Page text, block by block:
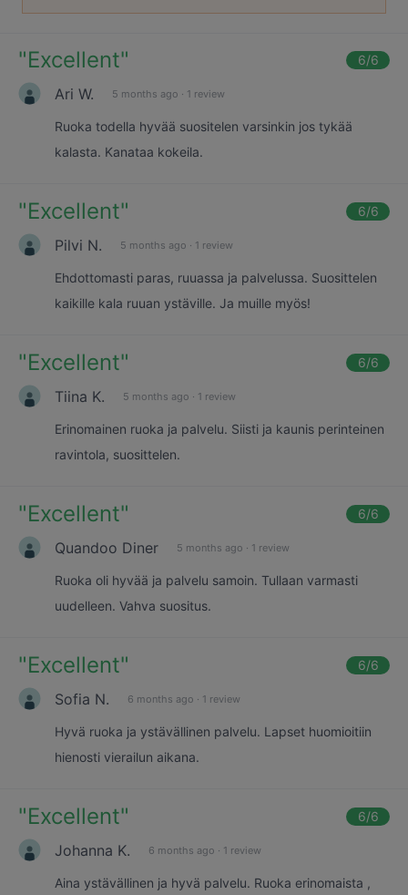
"Excellent" 6/6
Ari W. 5 months ago · 1 review
Ruoka todella hyvää suositelen varsinkin jos tykää
kalasta. Kanataa kokeila.
"Excellent" 6/6
Pilvi N. 5 months ago · 1 review
Ehdottomasti paras, ruuassa ja palvelussa. Suosittelen
kaikille kala ruuan ystäville. Ja muille myös!
"Excellent" 6/6
Tiina K. 5 months ago · 1 review
Erinomainen ruoka ja palvelu. Siisti ja kaunis perinteinen
ravintola, suosittelen.
"Excellent" 6/6
Quandoo Diner 5 months ago · 1 review
Ruoka oli hyvää ja palvelu samoin. Tullaan varmasti
uudelleen. Vahva suositus.
"Excellent" 6/6
Sofia N. 6 months ago · 1 review
Hyvä ruoka ja ystävällinen palvelu. Lapset huomioitiin
hienosti vierailun aikana.
"Excellent" 6/6
Johanna K. 6 months ago · 1 review
Aina ystävällinen ja hyvä palvelu. Ruoka erinomaista ,